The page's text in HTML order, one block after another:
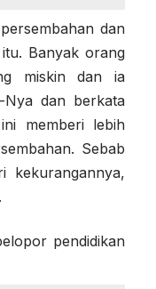
dan
Banyak orang
miskin dan ia
Nya dan berkata
memberi lebih
Sebab
kekurangannya,
pendidikan